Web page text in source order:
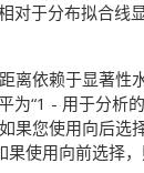
于分布拟合线
离依赖于显著性
“1 - 用于分析
果您使用向后选
果使用向前选择